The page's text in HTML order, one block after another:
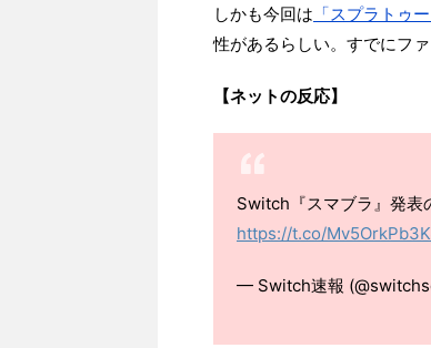
しかも今回は 「スプラトゥー
性があるらしい。すでにフ
【ネットの反応】
Switch『スマブラ』発表
https://t.co/Mv5OrkPb3K
— Switch速報